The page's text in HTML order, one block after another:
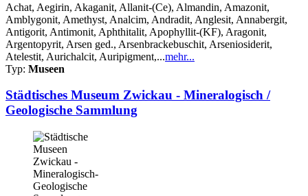
Achat, Aegirin, Akaganit, Allanit-(Ce), Almandin, Amazonit,
Amblygonit, Amethyst, Analcim, Andradit, Anglesit, Annabergit,
Antigorit, Antimonit, Aphthitalit, Apophyllit-(KF), Aragonit,
Argentopyrit, Arsen ged., Arsenbrackebuschit, Arseniosiderit,
Atelestit, Aurichalcit, Auripigment,...mehr...
Typ: Museen
Städtisches Museum Zwickau - Mineralogisch /
Geologische Sammlung